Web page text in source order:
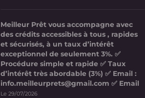
Meilleur Prêt vous accompagne avec
des crédits accessibles à tous , rapides
et sécurisés, à un taux d’intérêt
exceptionnel de seulement 3%. ✅
Procédure simple et rapide ✅ Taux
d’intérêt très abordable (3%) ✅ Email :
info.meilleurprets@gmail.com ✅ Email
Le 29/07/2026